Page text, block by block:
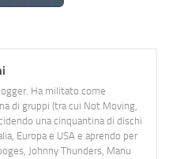
Ha militato come
di gruppi (tra cui Not Moving,
una cinquantina di dischi
Europa e USA e aprendo per
Johnny Thunders, Manu